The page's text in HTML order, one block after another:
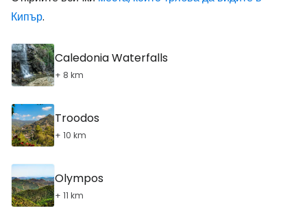
Кипър.
Caledonia Waterfalls
+ 8 km
Troodos
+ 10 km
Olympos
+ 11 km